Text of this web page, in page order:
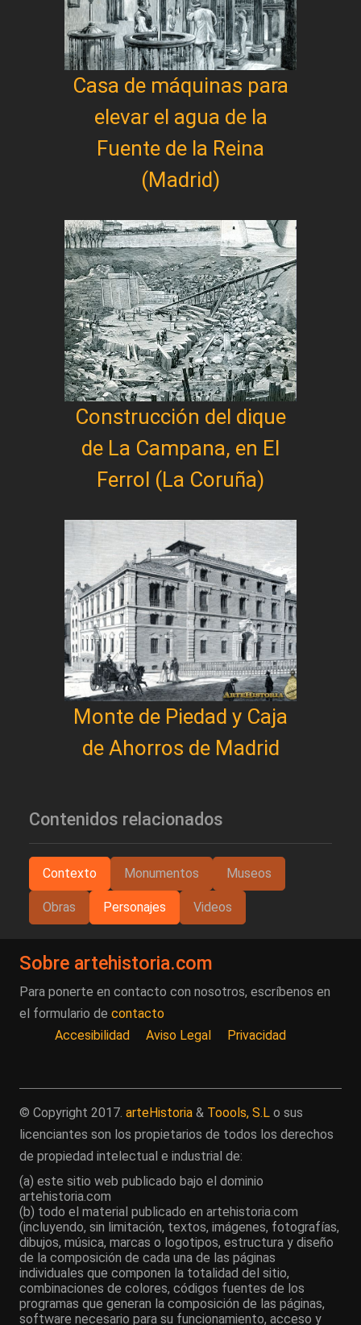
Casa de máquinas para
elevar el agua de la
Fuente de la Reina
(Madrid)
Construcción del dique
de La Campana, en El
Ferrol (La Coruña)
Monte de Piedad y Caja
de Ahorros de Madrid
Contenidos relacionados
Contexto Monumentos Museos
Obras Personajes Videos
Sobre artehistoria.com
Para ponerte en contacto con nosotros, escríbenos en
el formulario de contacto
Accesibilidad
Aviso Legal Privacidad
© Copyright 2017. arteHistoria & Toools, S.L o sus
licenciantes son los propietarios de todos los derechos
de propiedad intelectual e industrial de:
(a) este sitio web publicado bajo el dominio
artehistoria.com
(b) todo el material publicado en artehistoria.com
(incluyendo, sin limitación, textos, imágenes, fotografías,
dibujos, música, marcas o logotipos, estructura y diseño
de la composición de cada una de las páginas
individuales que componen la totalidad del sitio,
combinaciones de colores, códigos fuentes de los
programas que generan la composición de las páginas,
software necesario para su funcionamiento, acceso y